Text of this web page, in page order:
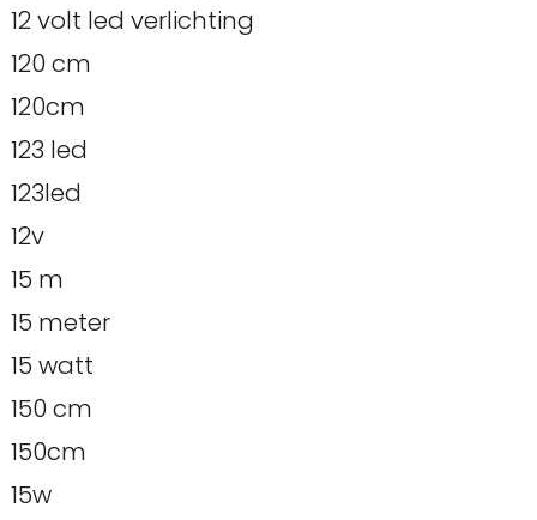
12 volt led verlichting
120 cm
120cm
123 led
123led
12v
15 m
15 meter
15 watt
150 cm
150cm
15w